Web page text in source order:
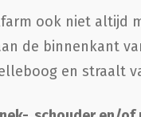
ook niet altijd
de binnenkant
en straalt